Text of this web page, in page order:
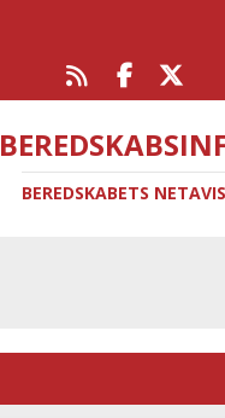
BEREDSKABETS NETAVIS